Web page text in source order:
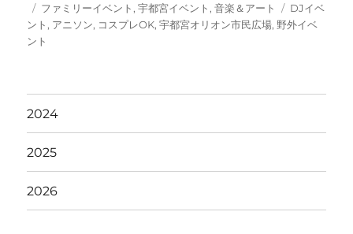
投
稿
日:
カ
テ
ゴ
ファミリーイベント ,宇都宮イベント ,音楽＆アート
タ
グ
DJイベ
ント , アニソン, コスプレOK,宇都宮オリオン市民広場, 野外イベ
ント
2024
2025
2026